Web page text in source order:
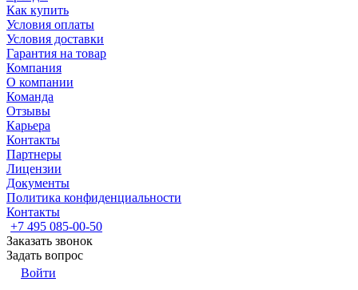
Как купить
Условия оплаты
Условия доставки
Гарантия на товар
Компания
О компании
Команда
Отзывы
Карьера
Контакты
Партнеры
Лицензии
Документы
Политика конфиденциальности
Контакты
+7 495 085-00-50
Заказать звонок
Задать вопрос
Войти